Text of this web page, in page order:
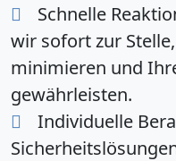
Schnelle
wir sofort zur
minimieren und
gewährleisten.
Individuelle